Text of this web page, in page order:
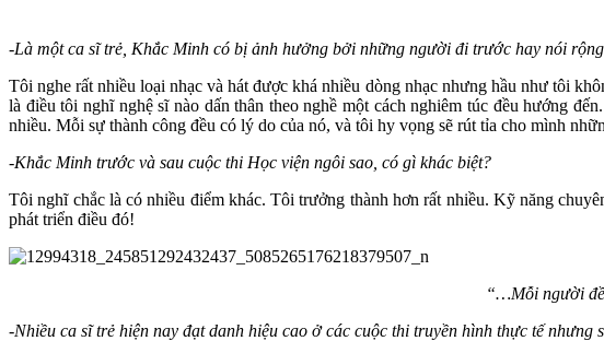
-Là một ca sĩ trẻ, Khắc Minh có bị ảnh hưởng bởi những người đi trước hay nói
Tôi nghe rất nhiều loại nhạc và hát được khá nhiều dòng nhạc nhưng hầu như tôi
là điều tôi nghĩ nghệ sĩ nào dấn thân theo nghề một cách nghiêm túc đều hướng
nhiều. Mỗi sự thành công đều có lý do của nó, và tôi hy vọng sẽ rút tỉa cho mình
-Khắc Minh trước và sau cuộc thi Học viện ngôi sao, có gì khác biệt?
Tôi nghĩ chắc là có nhiều điểm khác. Tôi trưởng thành hơn rất nhiều. Kỹ năng
phát triển điều đó!
“…Mỗi người
-Nhiều ca sĩ trẻ hiện nay đạt danh hiệu cao ở các cuộc thi truyền hình thực tế